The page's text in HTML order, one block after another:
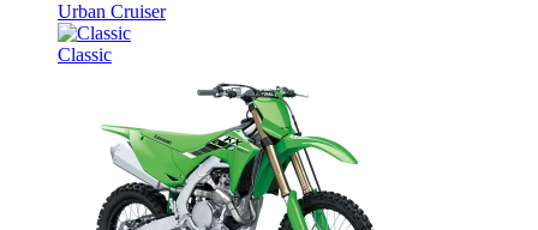
Urban Cruiser
Classic